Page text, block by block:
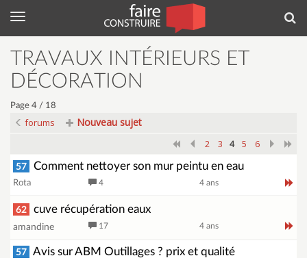
Menu
TRAVAUX INTÉRIEURS ET
DÉCORATION
Page 4 / 18
forums Nouveau sujet
2 3 4 5 6
57 Comment nettoyer son mur peintu en eau
Rota 4 4 ans
62 cuve récupération eaux
amandine 17 4 ans
57 Avis sur ABM Outillages ? prix et qualité